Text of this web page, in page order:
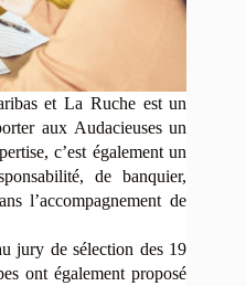
et La Ruche est un
aux Audacieuses un
c’est également un
de banquier,
l’accompagnement de
jury de sélection des 19
ont également proposé